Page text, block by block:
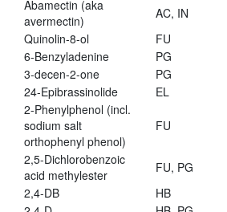
Abamectin (aka
avermectin)
AC, IN
Quinolin-8-ol
FU
6-Benzyladenine
PG
3-decen-2-one
PG
24-Epibrassinolide
EL
2-Phenylphenol (incl.
sodium salt
orthophenyl phenol)
FU
2,5-Dichlorobenzoic
acid methylester
FU, PG
2,4-DB
HB